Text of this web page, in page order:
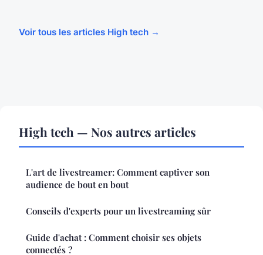
Voir tous les articles High tech →
High tech — Nos autres articles
L'art de livestreamer: Comment captiver son
audience de bout en bout
Conseils d'experts pour un livestreaming sûr
Guide d'achat : Comment choisir ses objets
connectés ?